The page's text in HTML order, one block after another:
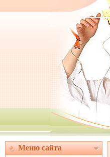
Меню сайта